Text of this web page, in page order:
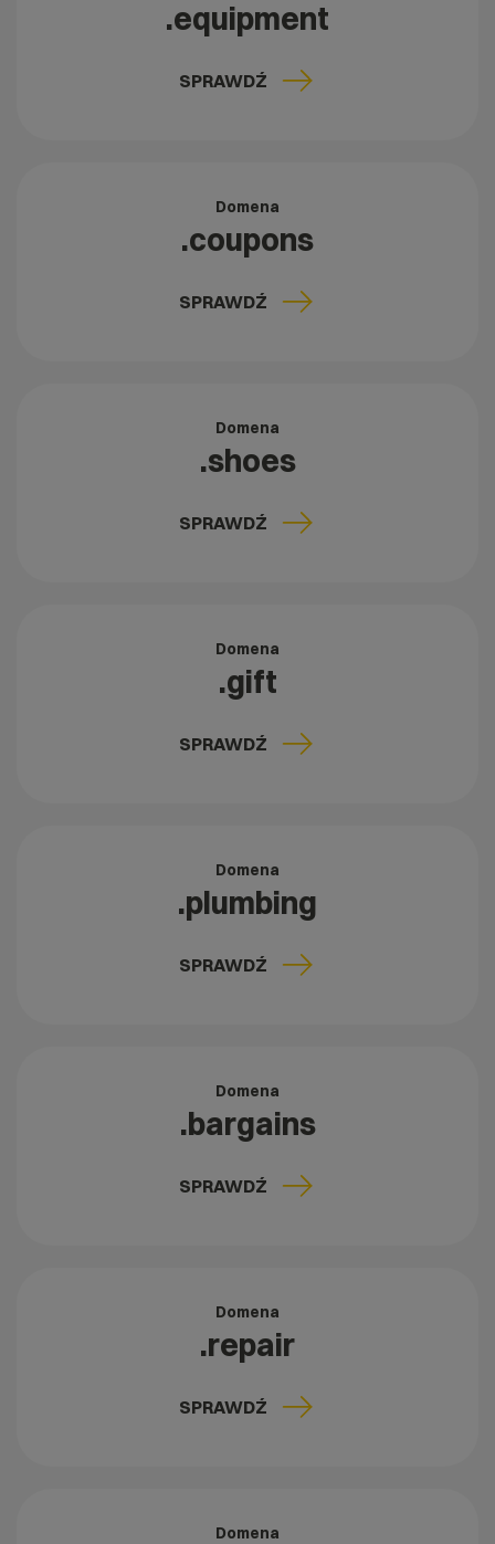
.equipment
SPRAWDŹ
Domena
.coupons
SPRAWDŹ
Domena
.shoes
SPRAWDŹ
Domena
.gift
SPRAWDŹ
Domena
.plumbing
SPRAWDŹ
Domena
.bargains
SPRAWDŹ
Domena
.repair
SPRAWDŹ
Domena